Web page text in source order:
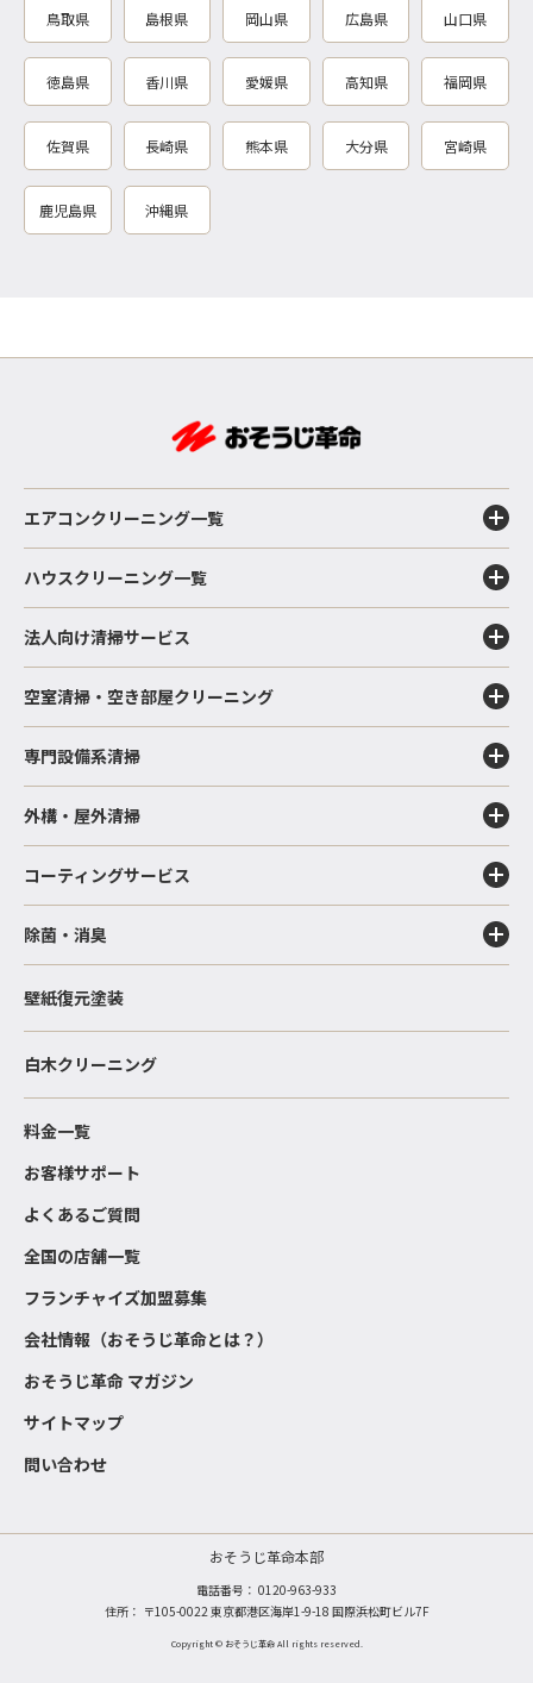
鳥取県 島根県 岡山県 広島県 山口県
徳島県 香川県 愛媛県 高知県 福岡県
佐賀県 長崎県 熊本県 大分県 宮崎県
鹿児島県 沖縄県
エアコンクリーニング一覧
ハウスクリーニング一覧
法人向け清掃サービス
空室清掃・空き部屋クリーニング
専門設備系清掃
外構・屋外清掃
コーティングサービス
除菌・消臭
壁紙復元塗装
白木クリーニング
料金一覧
お客様サポート
よくあるご質問
全国の店舗一覧
フランチャイズ加盟募集
会社情報（おそうじ革命とは？）
おそうじ革命 マガジン
サイトマップ
問い合わせ
おそうじ革命本部
電話番号： 0120-963-933
住所： 〒105-0022 東京都港区海岸1-9-18 国際浜松町ビル7F
Copyright © おそうじ革命 All rights reserved.